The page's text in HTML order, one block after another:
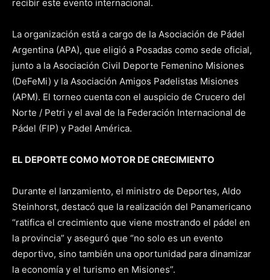
recibir este evento internacional.
La organización está a cargo de la Asociación de Pádel
Argentina (APA), que eligió a Posadas como sede oficial,
junto a la Asociación Civil Deporte Femenino Misiones
(DeFeMi) y la Asociación Amigos Padelistas Misiones
(APM). El torneo cuenta con el auspicio de Crucero del
Norte / Petri y el aval de la Federación Internacional de
Pádel (FIP) y Padel América.
EL DEPORTE COMO MOTOR DE CRECIMIENTO
Durante el lanzamiento, el ministro de Deportes, Aldo
Steinhorst, destacó que la realización del Panamericano
“ratifica el crecimiento que viene mostrando el pádel en
la provincia” y aseguró que “no solo es un evento
deportivo, sino también una oportunidad para dinamizar
la economía y el turismo en Misiones”.